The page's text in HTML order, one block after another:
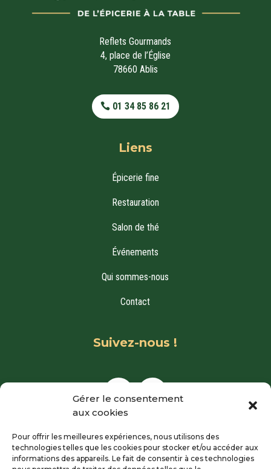
Gérer le consentement
aux cookies
Pour offrir les meilleures expériences, nous utilisons des
technologies telles que les cookies pour stocker et/ou accéder aux
informations des appareils. Le fait de consentir à ces technologies
Reflets Gourmands
4, place de l’Église
78660 Ablis
01 34 85 86 21
Liens
Épicerie fine
Restauration
Salon de thé
Événements
Qui sommes-nous
Contact
Suivez-nous !